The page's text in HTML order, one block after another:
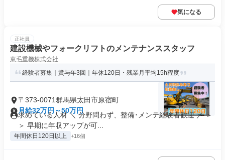
気になる
正社員
建設機械やフォークリフトのメンテナンススタッフ
東毛重機株式会社
経験者募集｜賞与年3回｜年休120日・残業月平均15h程度
〒373-0071群馬県太田市原宿町
月給32万円～50万円
求めている人材 ＼ 分野問わず、整備･メンテ経験者歓迎 ／ ＞
＞ 早期に年収アップが可...
年間休日120日以上 +16個